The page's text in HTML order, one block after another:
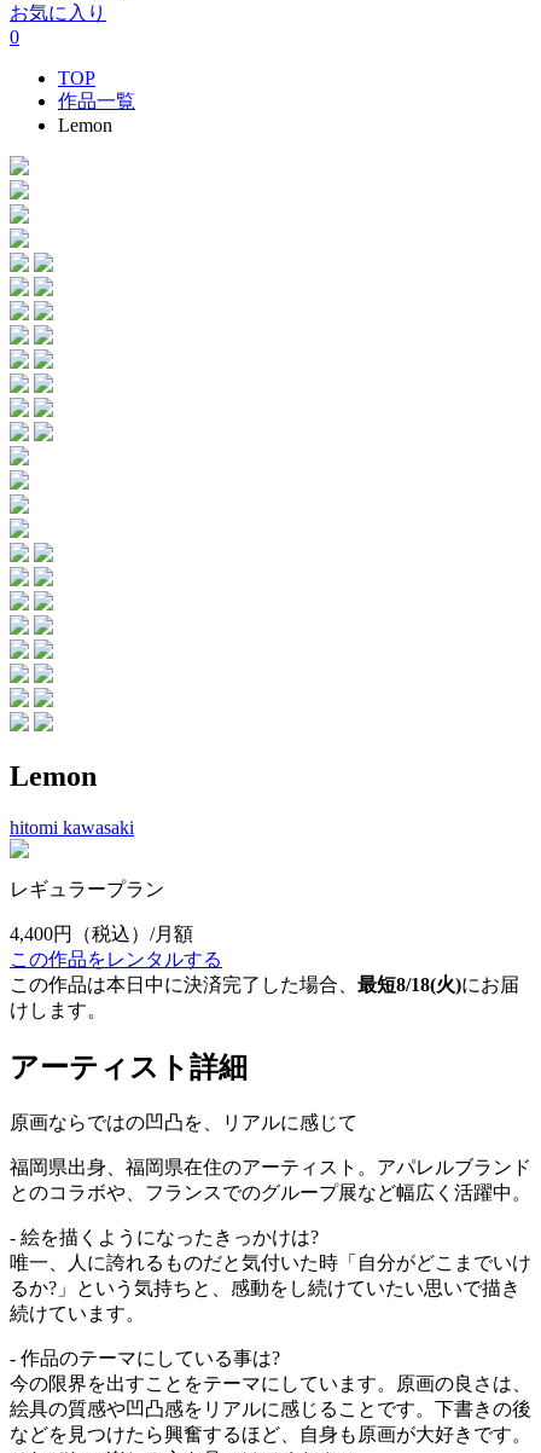
お気に入り
0
TOP
作品一覧
Lemon
Lemon
hitomi kawasaki
レギュラープラン
4,400円
（税込）/月額
この作品をレンタルする
この作品は本日中に決済完了した場合、 最短8/18(火)にお届
けします。
アーティスト詳細
原画ならではの凹凸を、リアルに感じて
福岡県出身、福岡県在住のアーティスト。アパレルブランド
とのコラボや、フランスでのグループ展など幅広く活躍中。
- 絵を描くようになったきっかけは?
唯一、人に誇れるものだと気付いた時「自分がどこまでいけ
るか?」という気持ちと、感動をし続けていたい思いで描き
続けています。
- 作品のテーマにしている事は?
今の限界を出すことをテーマにしています。原画の良さは、
絵具の質感や凹凸感をリアルに感じることです。下書きの後
などを見つけたら興奮するほど、自身も原画が大好きです。